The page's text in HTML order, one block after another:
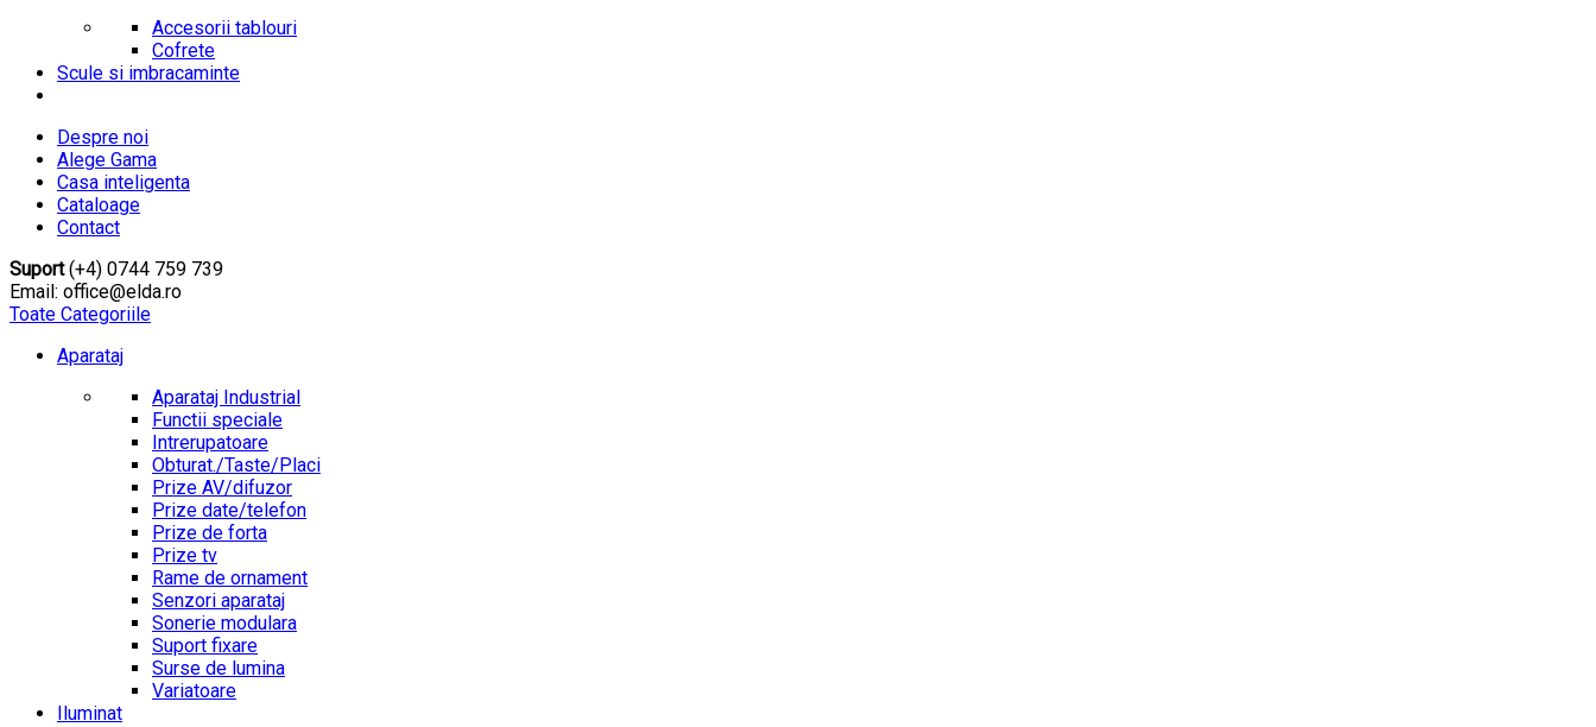
Accesorii tablouri
Cofrete
Scule si imbracaminte
Despre noi
Alege Gama
Casa inteligenta
Cataloage
Contact
Suport(+4) 0744 759 739
Email: office@elda.ro
Toate Categoriile
Aparataj
Aparataj Industrial
Functii speciale
Intrerupatoare
Obturat./Taste/Placi
Prize AV/difuzor
Prize date/telefon
Prize de forta
Prize tv
Rame de ornament
Senzori aparataj
Sonerie modulara
Suport fixare
Surse de lumina
Variatoare
Iluminat